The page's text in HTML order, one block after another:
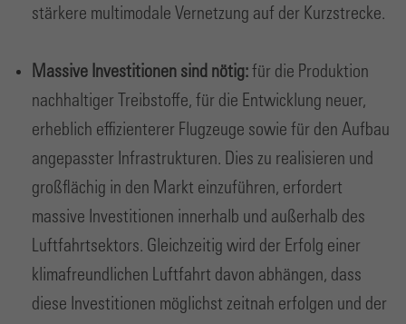
stärkere multimodale Vernetzung auf der Kurzstrecke.
Massive Investitionen sind nötig: für die Produktion
nachhaltiger Treibstoffe, für die Entwicklung neuer,
erheblich effizienterer Flugzeuge sowie für den Aufbau
angepasster Infrastrukturen. Dies zu realisieren und
großflächig in den Markt einzuführen, erfordert
massive Investitionen innerhalb und außerhalb des
Luftfahrtsektors. Gleichzeitig wird der Erfolg einer
klimafreundlichen Luftfahrt davon abhängen, dass
diese Investitionen möglichst zeitnah erfolgen und der